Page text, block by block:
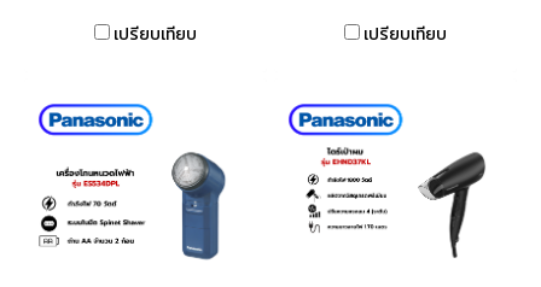
เปรียบเทียบ เปรียบเทียบ